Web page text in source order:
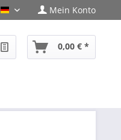
PHF-Shop Deutsch
Mein Konto
0,00 € *